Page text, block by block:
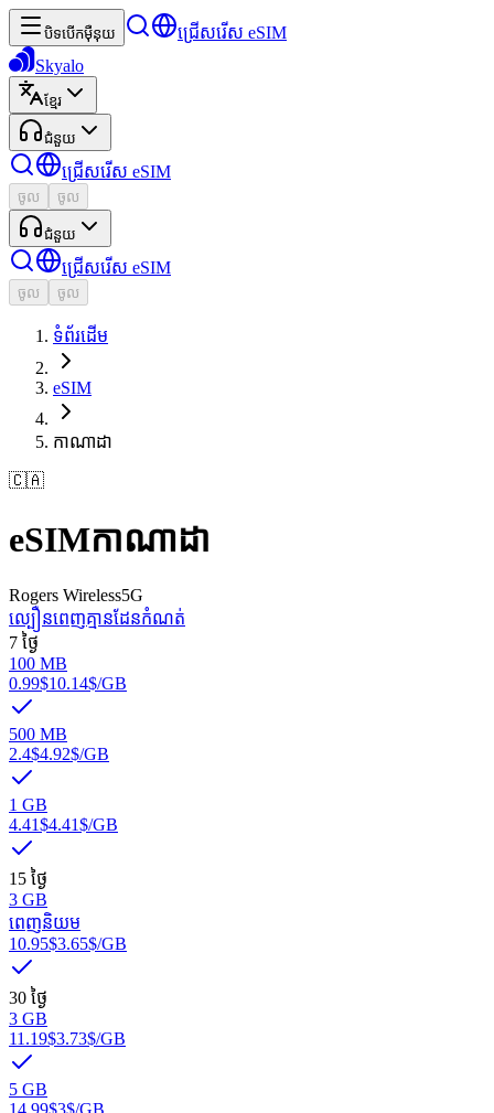
បិទបើកម៉ឺនុយ
ជ្រើសរើស eSIM
Skyalo
ខ្មែរ
ជំនួយ
ជ្រើសរើស eSIM
ចូល ចូល
ជំនួយ
ជ្រើសរើស eSIM
ចូល ចូល
ទំព័រដើម
eSIM
កាណាដា
🇨🇦
eSIMកាណាដា
Rogers Wireless5G
ល្បឿនពេញគ្មានដែនកំណត់
7 ថ្ងៃ
100 MB
0.99$10.14$/GB
500 MB
2.4$4.92$/GB
1 GB
4.41$4.41$/GB
15 ថ្ងៃ
3 GB
ពេញនិយម
10.95$3.65$/GB
30 ថ្ងៃ
3 GB
11.19$3.73$/GB
5 GB
14.99$3$/GB